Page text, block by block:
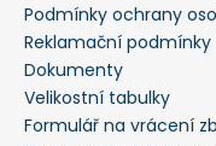
Podmínky ochrany
Reklamační podmínky
Dokumenty
Velikostní tabulky
Formulář na vrácení